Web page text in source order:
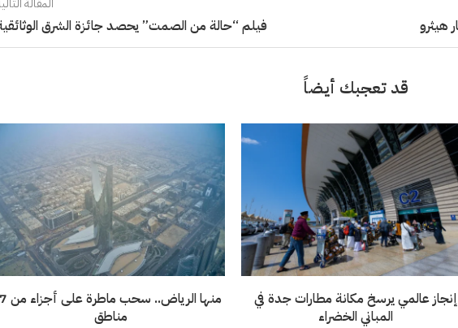
المقالة
فيلم “حالة من الصمت” يحصد جائزة الشرق
قد تعجبك أيضاً
منها الرياض.. سحب ماطرة على أجزاء من 7
مناطق
إنجاز عالمي يرسخ مكانة مطارات جدة في
المباني الخضراء